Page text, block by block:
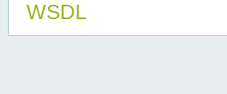
WSDL